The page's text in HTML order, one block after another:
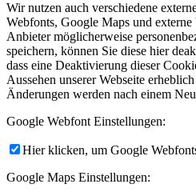
Wir nutzen auch verschiedene
Webfonts, Google Maps und
Anbieter möglicherweise
speichern, können Sie diese hier
dass eine Deaktivierung dieser
Aussehen unserer Webseite
Änderungen werden nach einem
Google Webfont Einstellungen:
Hier klicken, um Google
Google Maps Einstellungen: